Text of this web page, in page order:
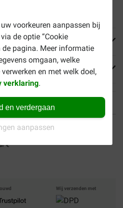
voorkeuren aanpassen bij
de optie “Cookie
de pagina. Meer informatie
omgaan, welke
en met welk doel,
verklaring.
en verdergaan
aanpassen
Veilig betalen
€
Wij verzenden met